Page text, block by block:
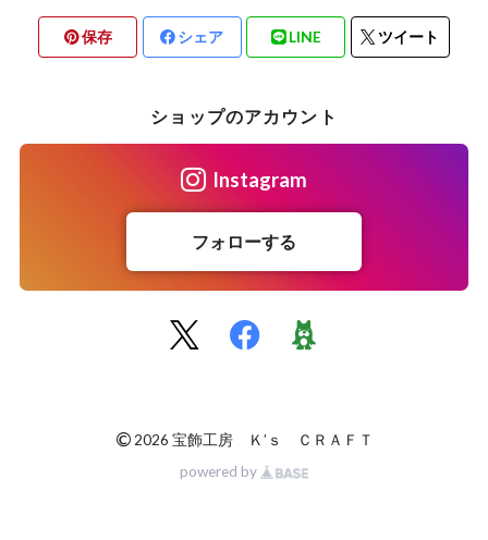
保存 シェア LINE ツイート
ショップのアカウント
Instagram
フォローする
©2026 宝飾工房 Ｋ’ｓ ＣＲＡＦＴ
powered by